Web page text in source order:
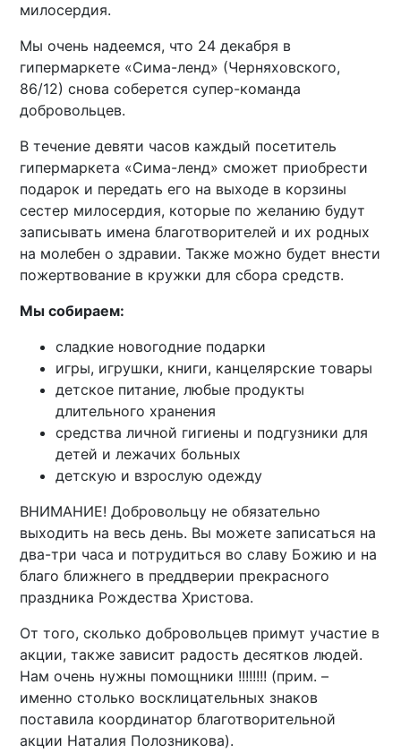
милосердия.
Мы очень надеемся, что 24 декабря в
гипермаркете «Сима-ленд» (Черняховского,
86/12) снова соберется супер-команда
добровольцев.
В течение девяти часов каждый посетитель
гипермаркета «Сима-ленд» сможет приобрести
подарок и передать его на выходе в корзины
сестер милосердия, которые по желанию будут
записывать имена благотворителей и их родных
на молебен о здравии. Также можно будет внести
пожертвование в кружки для сбора средств.
Мы собираем:
сладкие новогодние подарки
игры, игрушки, книги, канцелярские товары
детское питание, любые продукты
длительного хранения
средства личной гигиены и подгузники для
детей и лежачих больных
детскую и взрослую одежду
ВНИМАНИЕ! Добровольцу не обязательно
выходить на весь день. Вы можете записаться на
два-три часа и потрудиться во славу Божию и на
благо ближнего в преддверии прекрасного
праздника Рождества Христова.
От того, сколько добровольцев примут участие в
акции, также зависит радость десятков людей.
Нам очень нужны помощники !!!!!!!! (прим. –
именно столько восклицательных знаков
поставила координатор благотворительной
акции Наталия Полозникова).